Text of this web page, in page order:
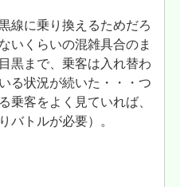
線に乗り換えるためだろ
いくらいの混雑具合のま
黒まで、乗客は入れ替わ
る状況が続いた・・・つ
乗客をよく見ていれば、
バトルが必要）。